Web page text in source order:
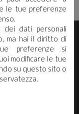
le tue preferenze
dati personali
ma hai il diritto di
preferenze si
modificare le tue
su questo sito o
×
tecniche è
non hai un
tuo profilo e